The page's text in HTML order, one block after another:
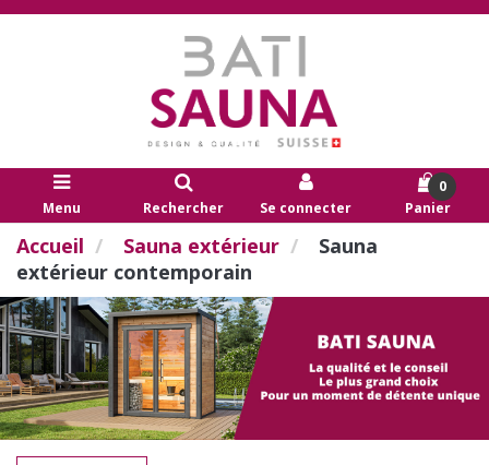
Menu Rechercher Se connecter
0
Panier
Accueil Sauna extérieur
Sauna
extérieur contemporain